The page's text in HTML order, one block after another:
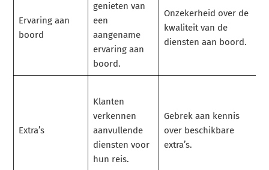
Ervaring aan
boord
genieten van
een
aangename
ervaring aan
boord.
Onzekerheid over de
kwaliteit van de
diensten aan boord.
Extra’s
Klanten
verkennen
aanvullende
diensten voor
hun reis.
Gebrek aan kennis
over beschikbare
extra’s.